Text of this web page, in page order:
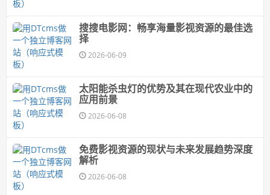
搜搜电影网：畅享海量影视资源的最佳选
择
2026-06-09
太阳能杀虫灯的优势及其在现代农业中的
应用前景
2026-06-08
免费影视资源的现状与未来发展趋势深度
解析
2026-06-08